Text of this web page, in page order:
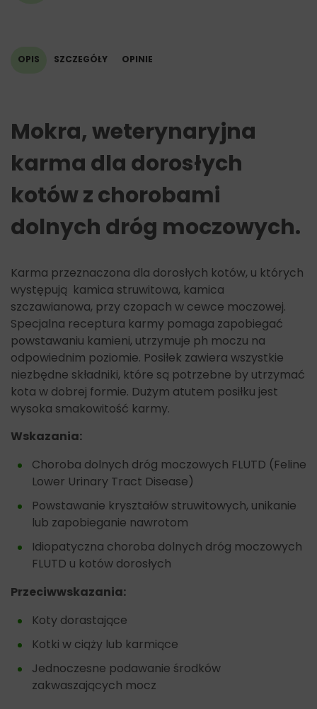
OPIS SZCZEGÓŁY OPINIE
Mokra, weterynaryjna
karma dla dorosłych
kotów z chorobami
dolnych dróg moczowych.
Karma przeznaczona dla dorosłych kotów, u których
występują kamica struwitowa, kamica
szczawianowa, przy czopach w cewce moczowej.
Specjalna receptura karmy pomaga zapobiegać
powstawaniu kamieni, utrzymuje ph moczu na
odpowiednim poziomie. Posiłek zawiera wszystkie
niezbędne składniki, które są potrzebne by utrzymać
kota w dobrej formie. Dużym atutem posiłku jest
wysoka smakowitość karmy.
Wskazania:
Choroba dolnych dróg moczowych FLUTD (Feline
Lower Urinary Tract Disease)
Powstawanie kryształów struwitowych, unikanie
lub zapobieganie nawrotom
Idiopatyczna choroba dolnych dróg moczowych
FLUTD u kotów dorosłych
Przeciwwskazania:
Koty dorastające
Kotki w ciąży lub karmiące
Jednoczesne podawanie środków
zakwaszających mocz